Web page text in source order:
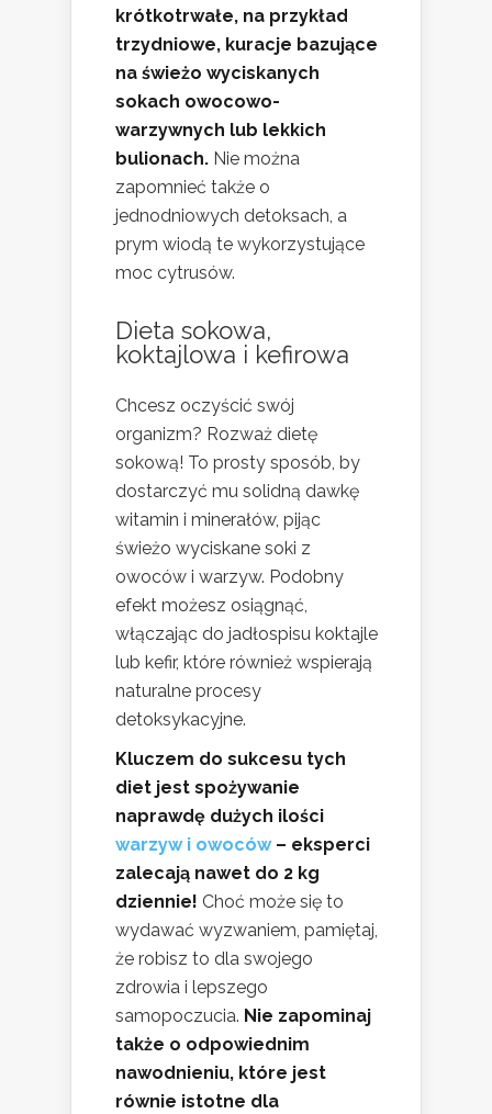
krótkotrwałe, na przykład
trzydniowe, kuracje bazujące
na świeżo wyciskanych
sokach owocowo-
warzywnych lub lekkich
bulionach. Nie można
zapomnieć także o
jednodniowych detoksach, a
prym wiodą te wykorzystujące
moc cytrusów.
Dieta sokowa,
koktajlowa i kefirowa
Chcesz oczyścić swój
organizm? Rozważ dietę
sokową! To prosty sposób, by
dostarczyć mu solidną dawkę
witamin i minerałów, pijąc
świeżo wyciskane soki z
owoców i warzyw. Podobny
efekt możesz osiągnąć,
włączając do jadłospisu koktajle
lub kefir, które również wspierają
naturalne procesy
detoksykacyjne.
Kluczem do sukcesu tych
diet jest spożywanie
naprawdę dużych ilości
warzyw i owoców– eksperci
zalecają nawet do 2 kg
dziennie! Choć może się to
wydawać wyzwaniem, pamiętaj,
że robisz to dla swojego
zdrowia i lepszego
samopoczucia. Nie zapominaj
także o odpowiednim
nawodnieniu, które jest
równie istotne dla